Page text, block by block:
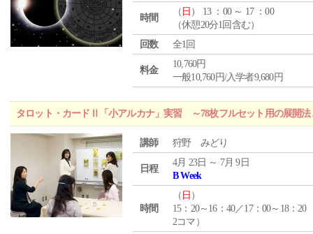
時間
（ 日 ） 13 ：00 ～ 17 ：00
（休憩20分1回含む）
回数
全1回
料金
10,760円
一般10,760円/入学者9,680円
タロット・カードⅡ「小アルカナ」実習 ～78枚フルセット用の展開法
講師 狩野 みどり
日程
4月 23日 ～ 7月 9日
B Week
時間
（ 日 ）
15：20～16：40／17：00～18：20
2コマ）